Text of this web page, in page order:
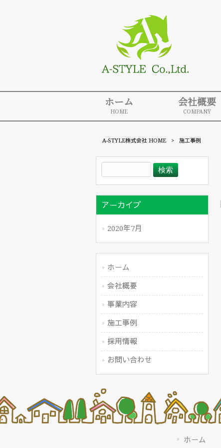
ホーム
HOME
会社概要
COMPANY
A-STYLE株式会社 HOME > 施工事例
アーカイブ
2020年7月
ホーム
会社概要
事業内容
施工事例
採用情報
お問い合わせ
ホーム